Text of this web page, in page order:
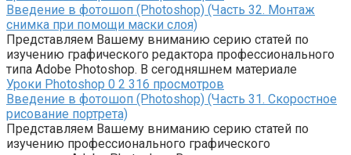
Введение в фотошоп (Photoshop) (Часть 32. Монтаж
снимка при помощи маски слоя)
Представляем Вашему вниманию серию статей по
изучению графического редактора профессионального
типа Adobe Photoshop. В сегодняшнем материале
Уроки Photoshop 0 2 316 просмотров
Введение в фотошоп (Photoshop) (Часть 31. Скоростное
рисование портрета)
Представляем Вашему вниманию серию статей по
изучению профессионального графического